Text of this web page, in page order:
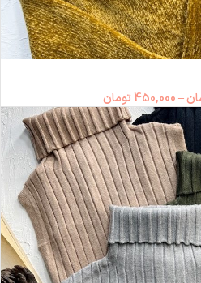
–
450,000 تومان